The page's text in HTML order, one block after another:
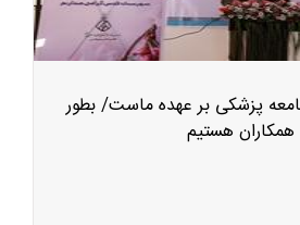
پزشکی بر عهده ماست/ بطور
هستیم